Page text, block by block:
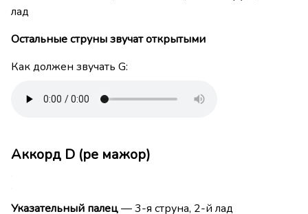
лад
Остальные струны звучат открытыми
Как должен звучать G:
Аккорд D (ре мажор)
Указательный палец— 3-я струна, 2-й лад